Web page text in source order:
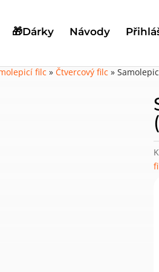
🎁Dárky Návody
filc »Čtvercový filc »